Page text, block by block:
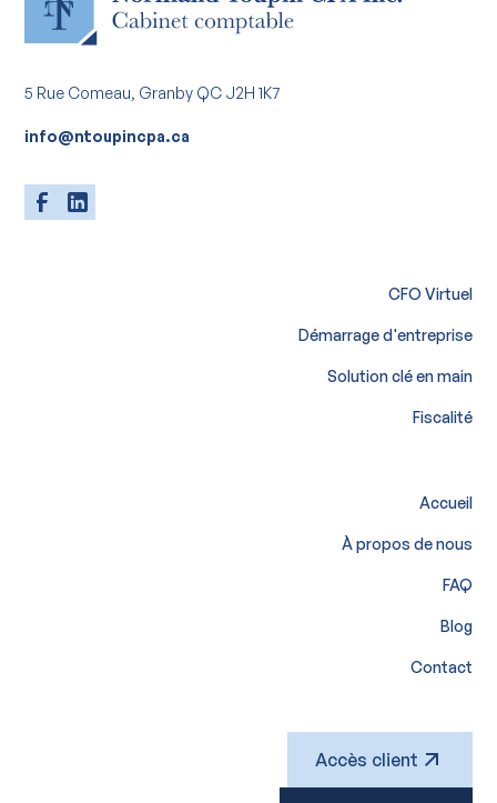
5 Rue Comeau, Granby QC J2H 1K7
info@ntoupincpa.ca
CFO Virtuel
Démarrage d'entreprise
Solution clé en main
Fiscalité
Accueil
À propos de nous
FAQ
Blog
Contact
Accès client